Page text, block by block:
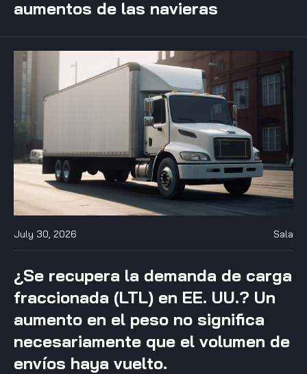
aumentos de las navieras
July 30, 2026 Sala
¿Se recupera la demanda de carga
fraccionada (LTL) en EE. UU.? Un
aumento en el peso no significa
necesariamente que el volumen de
envíos haya vuelto.